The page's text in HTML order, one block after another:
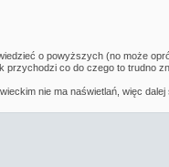
o powyższych (no może
przychodzi co do czego to trudno
nie ma naświetlań, więc